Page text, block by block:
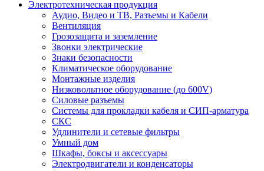
Электротехническая продукция
Аудио, Видео и ТВ, Разъемы и Кабели
Вентиляция
Грозозащита и заземление
Звонки электрические
Знаки безопасности
Климатическое оборудование
Монтажные изделия
Низковольтное оборудование (до 600V)
Силовые разъемы
Системы для прокладки кабеля и СИП-арматура
СКС
Удлинители и сетевые фильтры
Умный дом
Шкафы, боксы и аксессуары
Электродвигатели и конденсаторы